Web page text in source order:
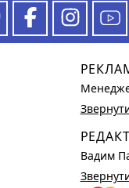
Вадим